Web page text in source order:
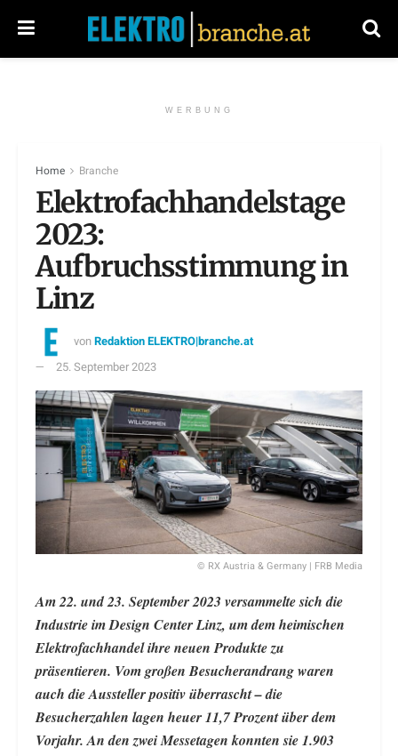
WERBUNG
Home Branche
Elektrofachhandelstage
2023:
Aufbruchsstimmung in
Linz
vonRedaktion ELEKTRO|branche.at
25. September 2023
© RX Austria & Germany | FRB Media
Am 22. und 23. September 2023 versammelte sich die
Industrie im Design Center Linz, um dem heimischen
Elektrofachhandel ihre neuen Produkte zu
präsentieren. Vom großen Besucherandrang waren
auch die Aussteller positiv überrascht – die
Besucherzahlen lagen heuer 11,7 Prozent über dem
Vorjahr. An den zwei Messetagen konnten sie 1.903